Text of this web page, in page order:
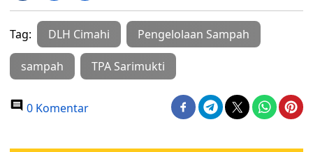
Tag: DLH Cimahi Pengelolaan Sampah
sampah TPA Sarimukti
0 Komentar